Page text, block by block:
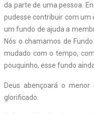
da parte de uma pessoa.
pudesse contribuir com um
um fundo de ajuda a
Nós o chamamos de
mudado com o tempo,
pouquinho, esse fundo
Deus abençoará o
glorificado.